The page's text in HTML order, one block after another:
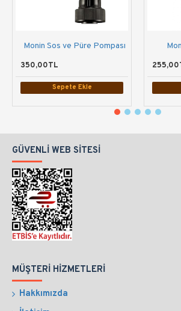
Monin Sos ve Püre Pompası
350,00TL
Sepete Ekle
GÜVENLI WEB SITESI
MÜŞTERI HIZMETLERI
Hakkımızda